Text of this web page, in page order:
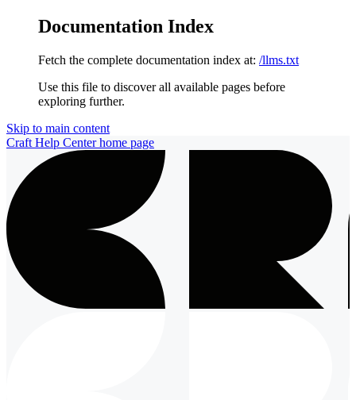
Documentation Index
Fetch the complete documentation index at: /llms.txt
Use this file to discover all available pages before
exploring further.
Skip to main content
Craft Help Centerhome page